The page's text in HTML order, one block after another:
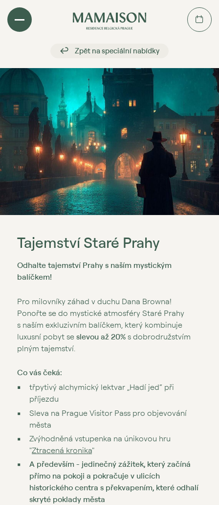
Zpět na speciální nabídky
Tajemství Staré Prahy
Odhalte tajemství Prahy s naším mystickým
balíčkem!
Pro milovníky záhad v duchu Dana Browna!
Ponořte se do mystické atmosféry Staré Prahy
s naším exkluzivním balíčkem, který kombinuje
luxusní pobyt se slevou až 20% s dobrodružstvím
plným tajemství.
Co vás čeká:
třpytivý alchymický lektvar „Hadí jed“ při
příjezdu
Sleva na Prague Visitor Pass pro objevování
města
Zvýhodněná vstupenka na únikovou hru
"Ztracená kronika"
A především - jedinečný zážitek, který začíná
přímo na pokoji a pokračuje v ulicích
historického centra s překvapením, které odhalí
skryté poklady města